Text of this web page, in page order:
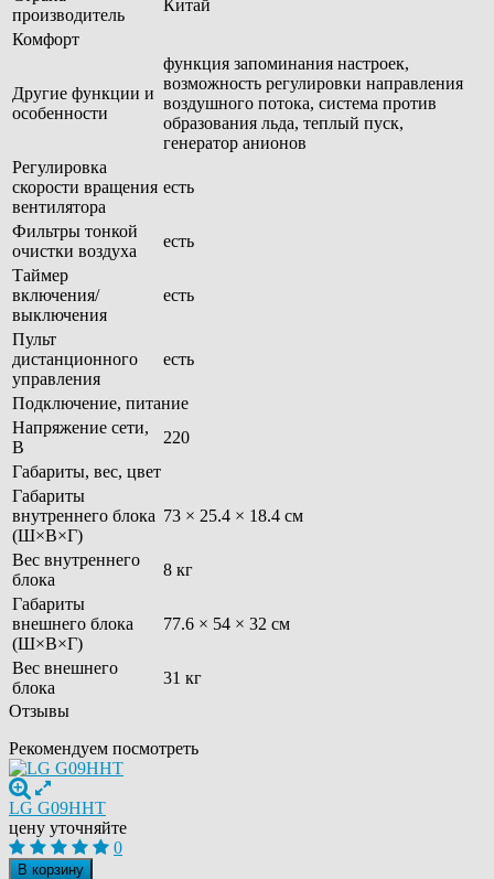
производитель
Китай
Комфорт
Другие функции и
особенности
функция запоминания настроек,
возможность регулировки направления
воздушного потока, система против
образования льда, теплый пуск,
генератор анионов
Регулировка
скорости вращения
вентилятора
есть
Фильтры тонкой
очистки воздуха
есть
Таймер
включения/
выключения
есть
Пульт
дистанционного
управления
есть
Подключение, питание
Напряжение сети,
В
220
Габариты, вес, цвет
Габариты
внутреннего блока
(Ш×В×Г)
73 × 25.4 × 18.4 см
Вес внутреннего
блока
8 кг
Габариты
внешнего блока
(Ш×В×Г)
77.6 × 54 × 32 см
Вес внешнего
блока
31 кг
Отзывы
Рекомендуем посмотреть
LG G09HHT
цену уточняйте
0
В корзину